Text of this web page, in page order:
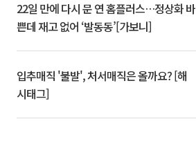
22일 만에 다시 문 연 홈플러스…정상화 바
쁜데 재고 없어 ‘발동동’[가보니]
입추매직 '불발', 처서매직은 올까요? [해
시태그]